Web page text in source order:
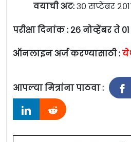
वयाची अट:३० सप्टेंबर
परीक्षा दिनांक : २६ नोव्हेंबर ते
ऑनलाइन अर्ज करण्यासाठी :
आपल्या मित्रांना पाठवा :